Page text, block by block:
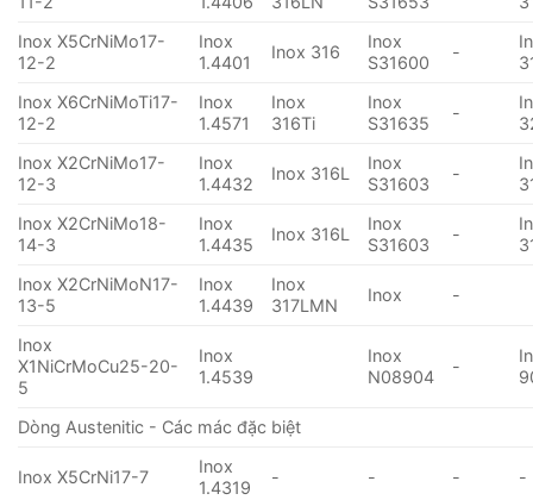
Inox X5CrNiMo17-
12-2
Inox
1.4401
Inox 316
Inox
S31600
-
Inox X6CrNiMoTi17-
12-2
Inox
1.4571
Inox
316Ti
Inox
S31635
-
Inox X2CrNiMo17-
12-3
Inox
1.4432
Inox 316L
Inox
S31603
-
Inox X2CrNiMo18-
14-3
Inox
1.4435
Inox 316L
Inox
S31603
-
Inox X2CrNiMoN17-
13-5
Inox
1.4439
Inox
317LMN
Inox -
Inox
X1NiCrMoCu25-20-
5
Inox
1.4539
Inox
N08904
-
Dòng Austenitic - Các mác đặc biệt
Inox X5CrNi17-7
Inox
1.4319
- - - -